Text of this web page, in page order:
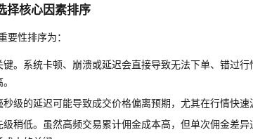
择核心因素排序
要性排序为：
键。系统卡顿、崩溃或延迟会直接导致无法下单、错过
秒级的延迟可能导致成交价格偏离预期，尤其在行情快速
级稍低。虽然高频交易累计佣金成本高，但单次佣金差